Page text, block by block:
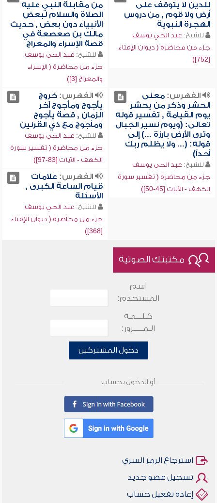
للدين لا يتوقف على
أرض ولا قوم , من دروس
الهجرة النبوية
للشيخ: عبد الحي يوسف
جزء من محاضرة ( ديوان الإفتاء
[752])
من مقابلة النبي عليه
الصلاة والسلام لبعض
الأنبياء دون بعض , حديث
مالك بن صعصعة في
قصة الإسراء والمعراج
للشيخ: عبد الحي يوسف
جزء من محاضرة ( الإسراء
والمعراج [3])
الفهرس:معنى
الحشر وذكر من يحشر
يوم القيامة , تفسير قوله
تعالى: (ويوم نسير الجبال
وترى الأرض بارزة ...) إلى
قوله: (... ولا يظلم ربك
أحداً)
للشيخ: عبد الحي يوسف
جزء من محاضرة ( تفسير سورة
الكهف - الآيات [45-50])
الفهرس:خروج
يأجوج ومأجوج آخر
الزمان , قصة يأجوج
ومأجوج مع ذي القرنين
للشيخ: عبد الحي يوسف
جزء من محاضرة ( تفسير سورة
الكهف - الآيات [83-97])
الفهرس: علامات
قيام الساعة الكبرى ,
الأسئلة
للشيخ: عبد الحي يوسف
جزء من محاضرة ( ديوان الإفتاء
[368])
مكتبتك الصوتية
اسم
المستخدم:
كـلـــمـة
الـمـــــرور:
دخول المشتركين
أو الدخول بحساب
استرجاع الرمز السري
تسجيل عضو جديد
إعادة تفعيل حساب